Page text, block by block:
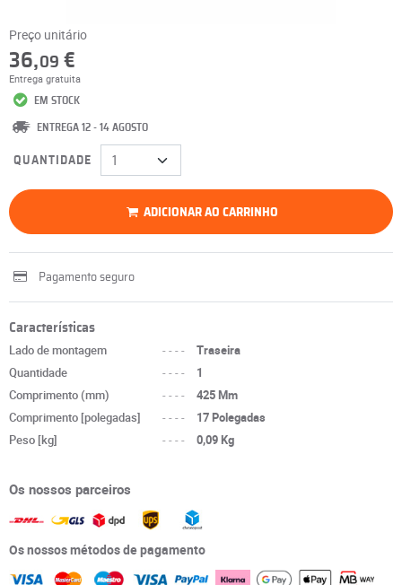
Preço unitário
36,09 €
Entrega gratuita
EM STOCK
ENTREGA 12 - 14 AGOSTO
QUANTIDADE
ADICIONAR AO CARRINHO
Pagamento seguro
Características
Lado de montagem ----
Traseira
Quantidade
----
1
Comprimento (mm)
----
425 Mm
Comprimento [polegadas]
----
17 Polegadas
Peso [kg]
---- 0,09 Kg
Os nossos parceiros
Os nossos métodos de pagamento